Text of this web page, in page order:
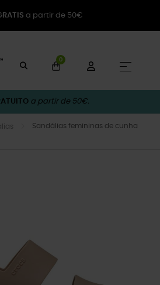
a partir de 50€
0
☰
a partir de 50€.
Sandálias femininas de cunha